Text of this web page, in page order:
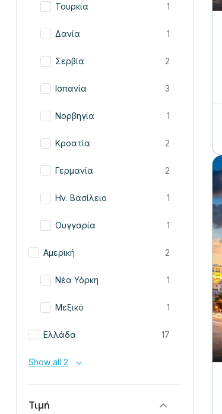
Τουρκία 1
Δανία 1
Σερβία 2
Ισπανία 3
Νορβηγία 1
Κροατία 2
Γερμανία 2
Ην. Βασίλειο 1
Ουγγαρία 1
Αμερική 2
Νέα Υόρκη 1
Μεξικό 1
Ελλάδα 17
Show all 2
Τιμή